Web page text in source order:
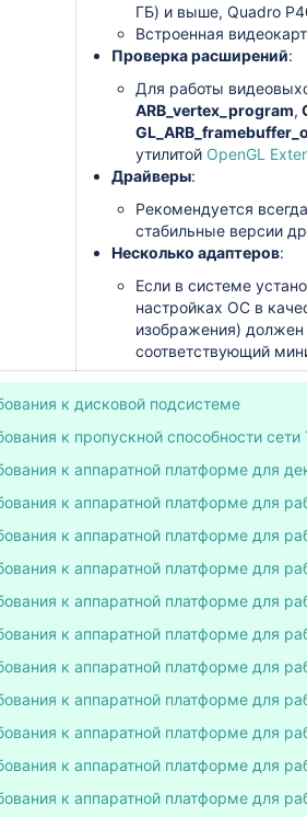
ГБ) и выше, Quadro
Встроенная
Проверка расширений:
Для работы
ARB_vertex_program,
утилитой OpenGL
Драйверы:
Рекомендуется
стабильные версии
Несколько адаптеров:
Если в системе
настройках ОС в
изображения)
соответствующий
к дисковой подсистеме
к пропускной способности сети
к аппаратной платформе для
к аппаратной платформе для
к аппаратной платформе для
к аппаратной платформе для
к аппаратной платформе для
к аппаратной платформе для
к аппаратной платформе для
к аппаратной платформе для
к аппаратной платформе для
к аппаратной платформе для
к аппаратной платформе для